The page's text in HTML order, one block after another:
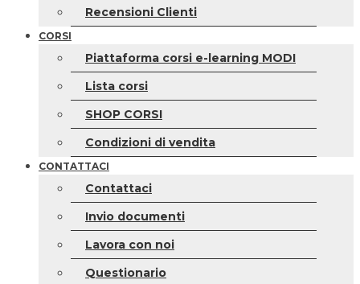
Recensioni Clienti
CORSI
Piattaforma corsi e-learning MODI
Lista corsi
SHOP CORSI
Condizioni di vendita
CONTATTACI
Contattaci
Invio documenti
Lavora con noi
Questionario